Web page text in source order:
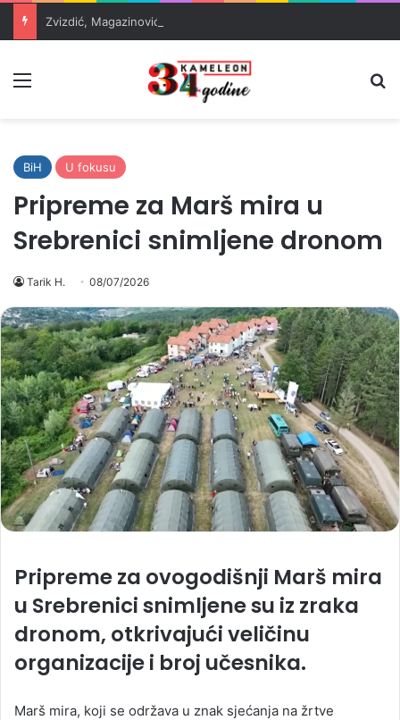
BiH U fokusu
Pripreme za Marš mira u
Srebrenici snimljene dronom
Tarik H. 08/07/2026
Pripreme za ovogodišnji Marš mira
u Srebrenici snimljene su iz zraka
dronom, otkrivajući veličinu
organizacije i broj učesnika.
Marš mira, koji se održava u znak sjećanja na žrtve